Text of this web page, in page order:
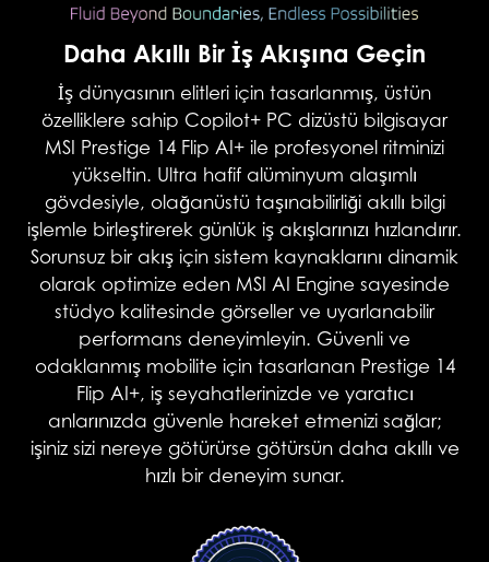
Daha Akıllı Bir İş Akışına Geçin
İş dünyasının elitleri için tasarlanmış, üstün
özelliklere sahip Copilot+ PC dizüstü bilgisayar
MSI Prestige 14 Flip AI+ ile profesyonel ritminizi
yükseltin. Ultra hafif alüminyum alaşımlı
gövdesiyle, olağanüstü taşınabilirliği akıllı bilgi
işlemle birleştirerek günlük iş akışlarınızı hızlandırır.
Sorunsuz bir akış için sistem kaynaklarını dinamik
olarak optimize eden MSI AI Engine sayesinde
stüdyo kalitesinde görseller ve uyarlanabilir
performans deneyimleyin. Güvenli ve
odaklanmış mobilite için tasarlanan Prestige 14
Flip AI+, iş seyahatlerinizde ve yaratıcı
anlarınızda güvenle hareket etmenizi sağlar;
işiniz sizi nereye götürürse götürsün daha akıllı ve
hızlı bir deneyim sunar.